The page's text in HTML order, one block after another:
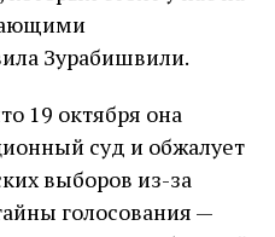
Зурабишвили.
19 октября она
суд и обжалует
выборов из-за
голосования —